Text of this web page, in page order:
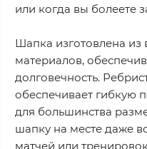
или когда вы болеете
Шапка изготовлена из
материалов,
долговечность.
обеспечивает гибкую
для большинства
шапку на месте даже
матчей или